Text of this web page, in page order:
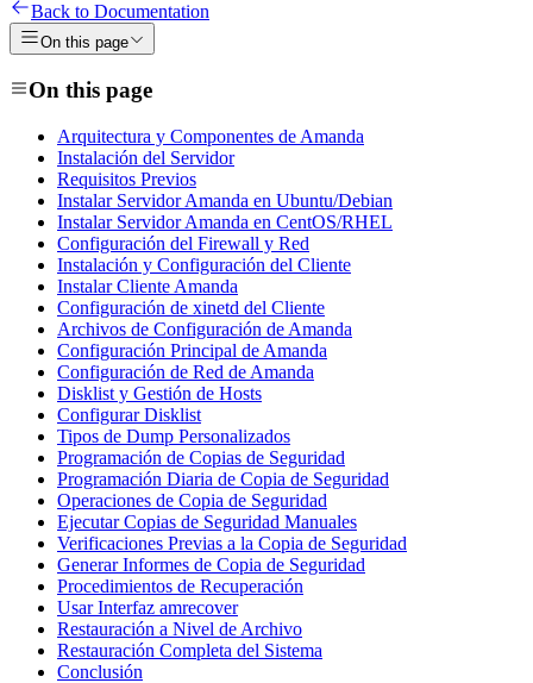
Back to Documentation
On this page
On this page
Arquitectura y Componentes de Amanda
Instalación del Servidor
Requisitos Previos
Instalar Servidor Amanda en Ubuntu/Debian
Instalar Servidor Amanda en CentOS/RHEL
Configuración del Firewall y Red
Instalación y Configuración del Cliente
Instalar Cliente Amanda
Configuración de xinetd del Cliente
Archivos de Configuración de Amanda
Configuración Principal de Amanda
Configuración de Red de Amanda
Disklist y Gestión de Hosts
Configurar Disklist
Tipos de Dump Personalizados
Programación de Copias de Seguridad
Programación Diaria de Copia de Seguridad
Operaciones de Copia de Seguridad
Ejecutar Copias de Seguridad Manuales
Verificaciones Previas a la Copia de Seguridad
Generar Informes de Copia de Seguridad
Procedimientos de Recuperación
Usar Interfaz amrecover
Restauración a Nivel de Archivo
Restauración Completa del Sistema
Conclusión